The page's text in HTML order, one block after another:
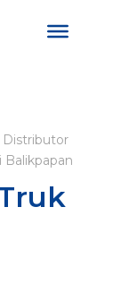
Distributor
Balikpapan